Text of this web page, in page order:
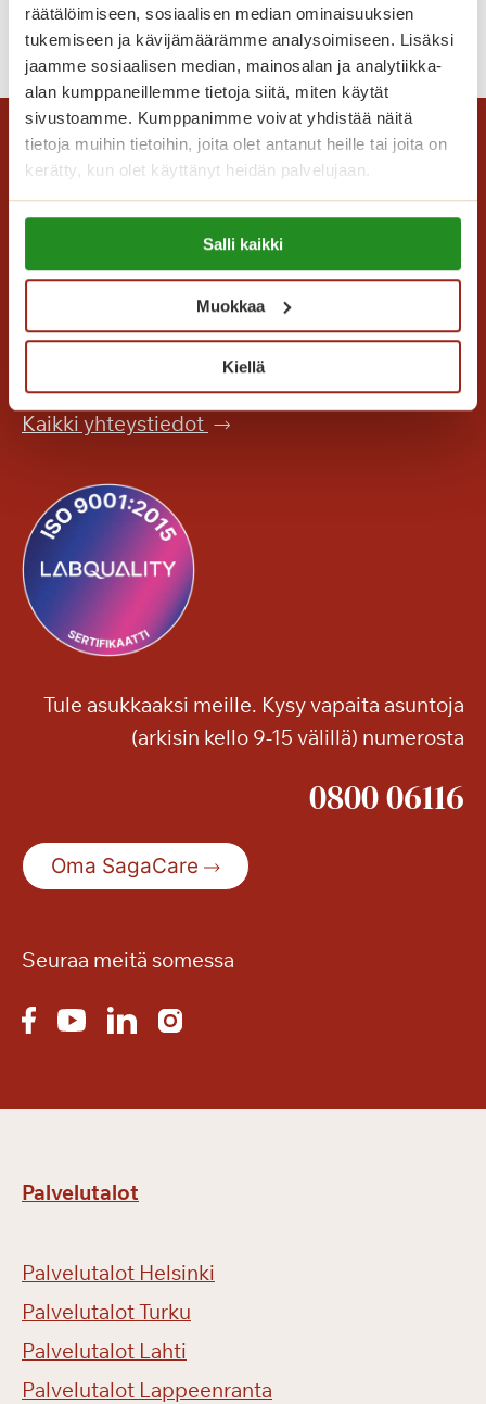
räätälöimiseen, sosiaalisen median ominaisuuksien
tukemiseen ja kävijämäärämme analysoimiseen. Lisäksi
jaamme sosiaalisen median, mainosalan ja analytiikka-
alan kumppaneillemme tietoja siitä, miten käytät
sivustoamme. Kumppanimme voivat yhdistää näitä
tietoja muihin tietoihin, joita olet antanut heille tai joita on
kerätty, kun olet käyttänyt heidän palvelujaan.
Lue lisää evästeistä:
https://sagacare.fi/evasteet/
Salli kaikki
Muokkaa
Kiellä
t
t
ä
v
ä
t
m
u
s
t
l
Lue lisää
L
o
m
a
o
n
n
e
Saga Care Finland Oy
Mannerheimintie 164 PL 11
Kaikki yhteystiedot
Tule asukkaaksi meille. Kysy vapaita asuntoja
(arkisin kello 9-15 välillä) numerosta
0800 06116
Oma SagaCare
Seuraa meitä somessa
Palvelutalot
Palvelutalot Helsinki
Palvelutalot Turku
Palvelutalot Lahti
Palvelutalot Lappeenranta